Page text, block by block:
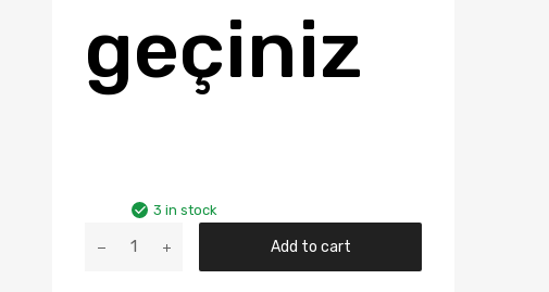
geçiniz
3 in stock
Add to cart